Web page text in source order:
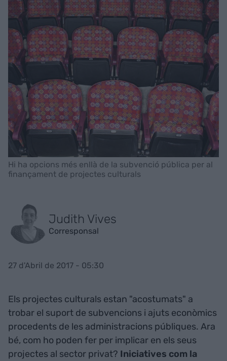
Hi ha opcions més enllà de la subvenció pública per al
finançament de projectes culturals
Judith Vives
Corresponsal
27 d'Abril de 2017 - 05:30
Els projectes culturals estan "acostumats" a
trobar el suport de subvencions i ajuts econòmics
procedents de les administracions públiques. Ara
bé, com ho poden fer per implicar en els seus
projectes al sector privat? Iniciatives com la